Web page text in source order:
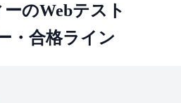
ーのWebテスト
・合格ライン